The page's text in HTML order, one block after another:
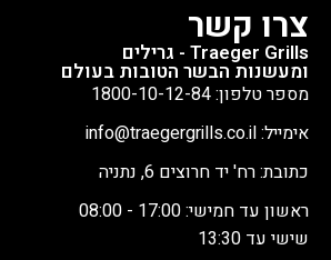
צרו קשר
Traeger Grills - גרילים
ומעשנות הבשר הטובות בעולם
מספר טלפון: 1800-10-12-84
אימייל: info@traegergrills.co.il
כתובת: רח' יד חרוצים 6, נתניה
ראשון עד חמישי: 17:00 - 08:00
שישי עד 13:30